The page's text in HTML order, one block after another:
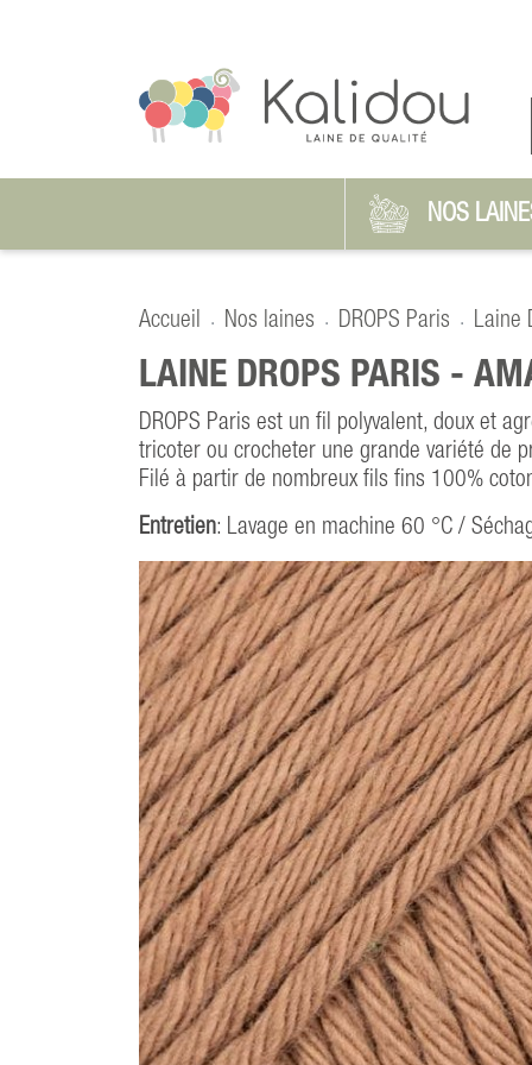
NOS
Accueil Nos laines DROPS Paris Laine
LAINE DROPS PARIS -
DROPS Paris est un fil polyvalent, doux et
tricoter ou crocheter une grande variété de
Filé à partir de nombreux fils fins 100%
Entretien: Lavage en machine 60 °C /